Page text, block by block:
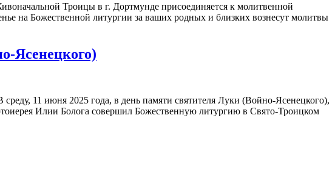
Троицы в г. Дортмунде присоединяется к молитвенной
на Божественной литургии за ваших родных и близких вознесут молитвы
Ясенецкого)
11 июня 2025 года, в день памяти святителя Луки (Войно-Ясенецкого),
Илии Болога совершил Божественную литургию в Свято-Троицком